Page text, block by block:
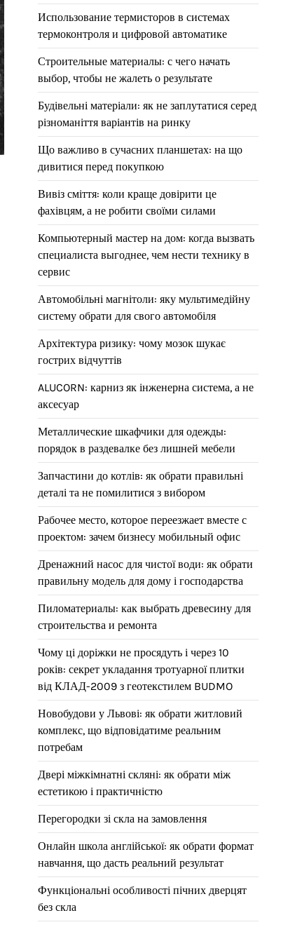
Использование термисторов в системах
термоконтроля и цифровой автоматике
Строительные материалы: с чего начать
выбор, чтобы не жалеть о результате
Будівельні матеріали: як не заплутатися серед
різноманіття варіантів на ринку
Що важливо в сучасних планшетах: на що
дивитися перед покупкою
Вивіз сміття: коли краще довірити це
фахівцям, а не робити своїми силами
Компьютерный мастер на дом: когда вызвать
специалиста выгоднее, чем нести технику в
сервис
Автомобільні магнітоли: яку мультимедійну
систему обрати для свого автомобіля
Архітектура ризику: чому мозок шукає
гострих відчуттів
ALUCORN: карниз як інженерна система, а не
аксесуар
Металлические шкафчики для одежды:
порядок в раздевалке без лишней мебели
Запчастини до котлів: як обрати правильні
деталі та не помилитися з вибором
Рабочее место, которое переезжает вместе с
проектом: зачем бизнесу мобильный офис
Дренажний насос для чистої води: як обрати
правильну модель для дому і господарства
Пиломатериалы: как выбрать древесину для
строительства и ремонта
Чому ці доріжки не просядуть і через 10
років: секрет укладання тротуарної плитки
від КЛАД-2009 з геотекстилем BUDMO
Новобудови у Львові: як обрати житловий
комплекс, що відповідатиме реальним
потребам
Двері міжкімнатні скляні: як обрати між
естетикою і практичністю
Перегородки зі скла на замовлення
Онлайн школа англійської: як обрати формат
навчання, що дасть реальний результат
Функціональні особливості пічних дверцят
без скла